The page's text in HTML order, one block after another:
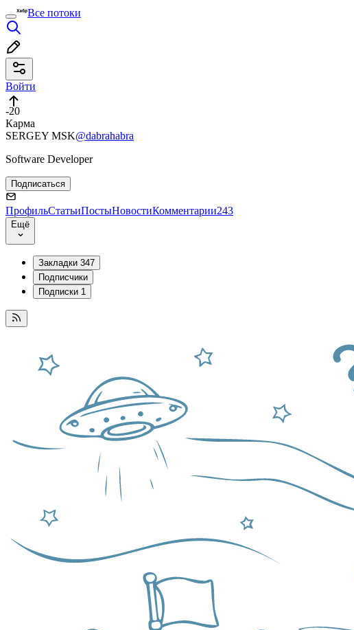
Все потоки
Войти
-20
Карма
SERGEY MSK@dabrahabra
Software Developer
Подписаться
ПрофильСтатьиПостыНовостиКомментарии243
Ещё
Закладки 347
Подписчики
Подписки 1